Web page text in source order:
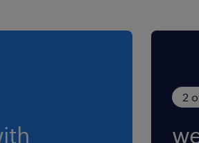
実働8時間00分・休憩60分）
実働6時間00分・休憩60分）
種・勤務地により異なります 2